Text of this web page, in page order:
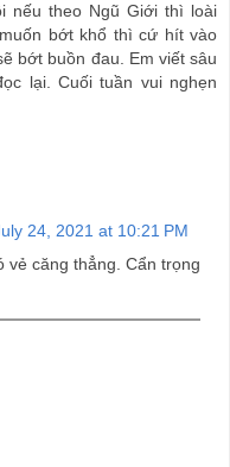
nếu theo Ngũ Giới thì loài
bớt khổ thì cứ hít vào
bớt buồn đau. Em viết sâu
lại. Cuối tuần vui nghẹn
24, 2021 at 10:21 PM
vẻ căng thẳng. Cẩn trọng